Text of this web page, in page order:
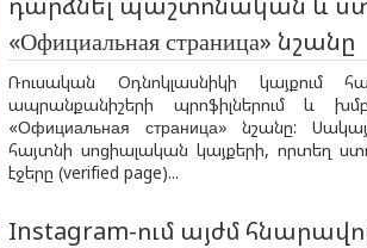
«Официальная страница» նշանը
Ռուսական Օդնոկլասնիկի կայքում
ապրանքանիշերի պրոֆիլներում և
«Официальная страница» նշանը:
հայտնի սոցիալական կայքերի, որտեղ
էջերը (verified page)...
Instagram-ում այժմ